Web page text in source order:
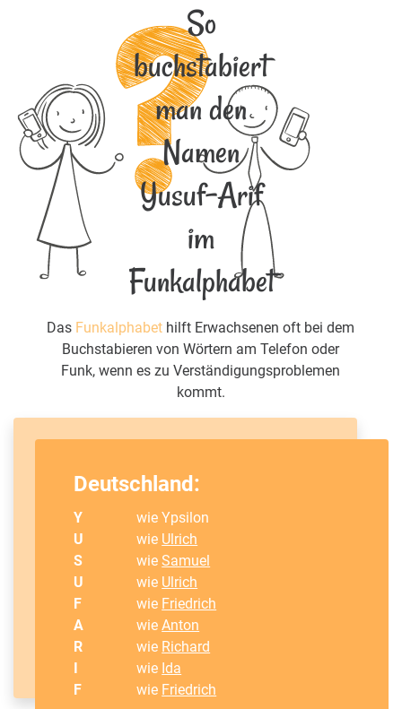
So
buchstabiert
man den
Namen
Yusuf-Arif
im
Funkalphabet
Das Funkalphabet hilft Erwachsenen oft bei dem
Buchstabieren von Wörtern am Telefon oder
Funk, wenn es zu Verständigungsproblemen
kommt.
Deutschland:
Y
wie Ypsilon
U
wie Ulrich
S
wieSamuel
U
wie Ulrich
F
wie Friedrich
A
wieAnton
R
wie Richard
wie Ida
F
wie Friedrich